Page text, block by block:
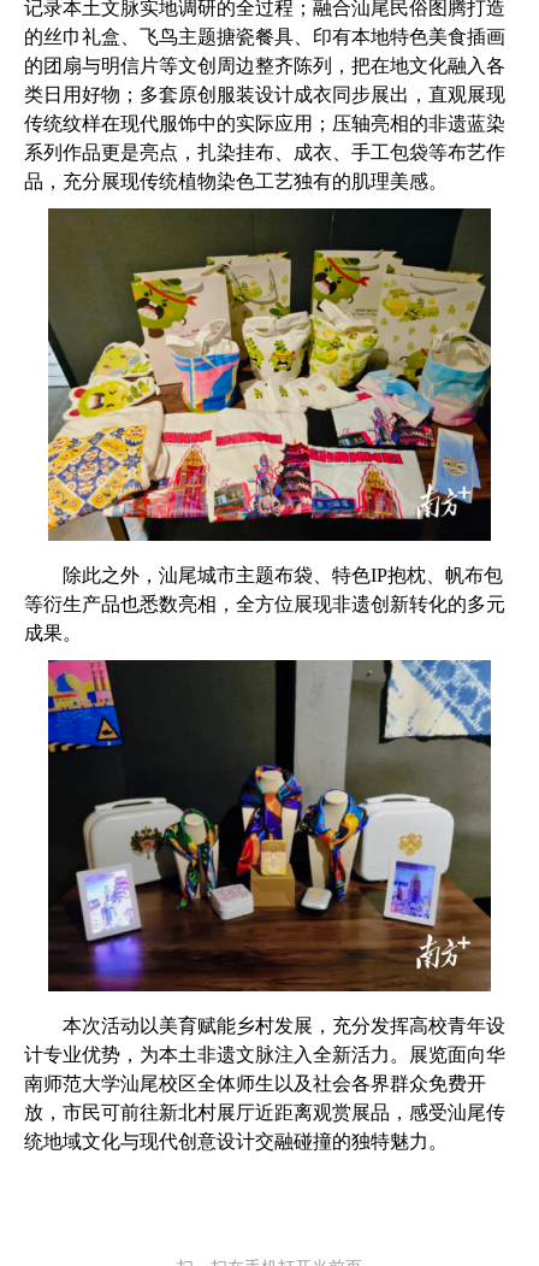
记录本土文脉实地调研的全过程；融合汕尾民俗图腾打造
的丝巾礼盒、飞鸟主题搪瓷餐具、印有本地特色美食插画
的团扇与明信片等文创周边整齐陈列，把在地文化融入各
类日用好物；多套原创服装设计成衣同步展出，直观展现
传统纹样在现代服饰中的实际应用；压轴亮相的非遗蓝染
系列作品更是亮点，扎染挂布、成衣、手工包袋等布艺作
品，充分展现传统植物染色工艺独有的肌理美感。
除此之外，汕尾城市主题布袋、特色IP抱枕、帆布包
等衍生产品也悉数亮相，全方位展现非遗创新转化的多元
成果。
本次活动以美育赋能乡村发展，充分发挥高校青年设
计专业优势，为本土非遗文脉注入全新活力。展览面向华
南师范大学汕尾校区全体师生以及社会各界群众免费开
放，市民可前往新北村展厅近距离观赏展品，感受汕尾传
统地域文化与现代创意设计交融碰撞的独特魅力。